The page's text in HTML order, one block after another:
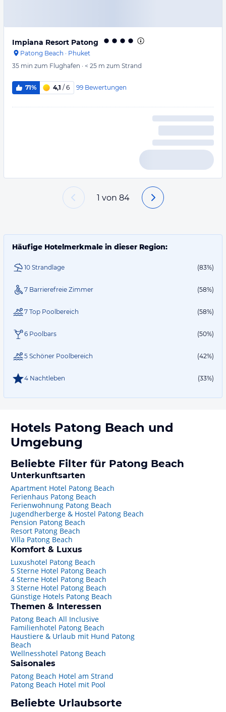
Impiana Resort Patong
Patong Beach · Phuket
35 min zum Flughafen · < 25 m zum Strand
71% 4,1 / 6 99 Bewertungen
1 von 84
Häufige Hotelmerkmale in dieser Region:
10 Strandlage (83%)
7 Barrierefreie Zimmer (58%)
7 Top Poolbereich (58%)
6 Poolbars (50%)
5 Schöner Poolbereich (42%)
4 Nachtleben (33%)
Hotels Patong Beach und
Umgebung
Beliebte Filter für Patong Beach
Unterkunftsarten
Apartment Hotel Patong Beach
Ferienhaus Patong Beach
Ferienwohnung Patong Beach
Jugendherberge & Hostel Patong Beach
Pension Patong Beach
Resort Patong Beach
Villa Patong Beach
Komfort & Luxus
Luxushotel Patong Beach
5 Sterne Hotel Patong Beach
4 Sterne Hotel Patong Beach
3 Sterne Hotel Patong Beach
Günstige Hotels Patong Beach
Themen & Interessen
Patong Beach All Inclusive
Familienhotel Patong Beach
Haustiere & Urlaub mit Hund Patong
Beach
Wellnesshotel Patong Beach
Saisonales
Patong Beach Hotel am Strand
Patong Beach Hotel mit Pool
Beliebte Urlaubsorte